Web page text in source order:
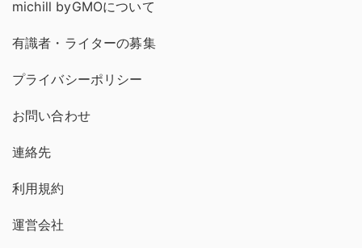
michill byGMOについて
有識者・ライターの募集
プライバシーポリシー
お問い合わせ
連絡先
利用規約
運営会社